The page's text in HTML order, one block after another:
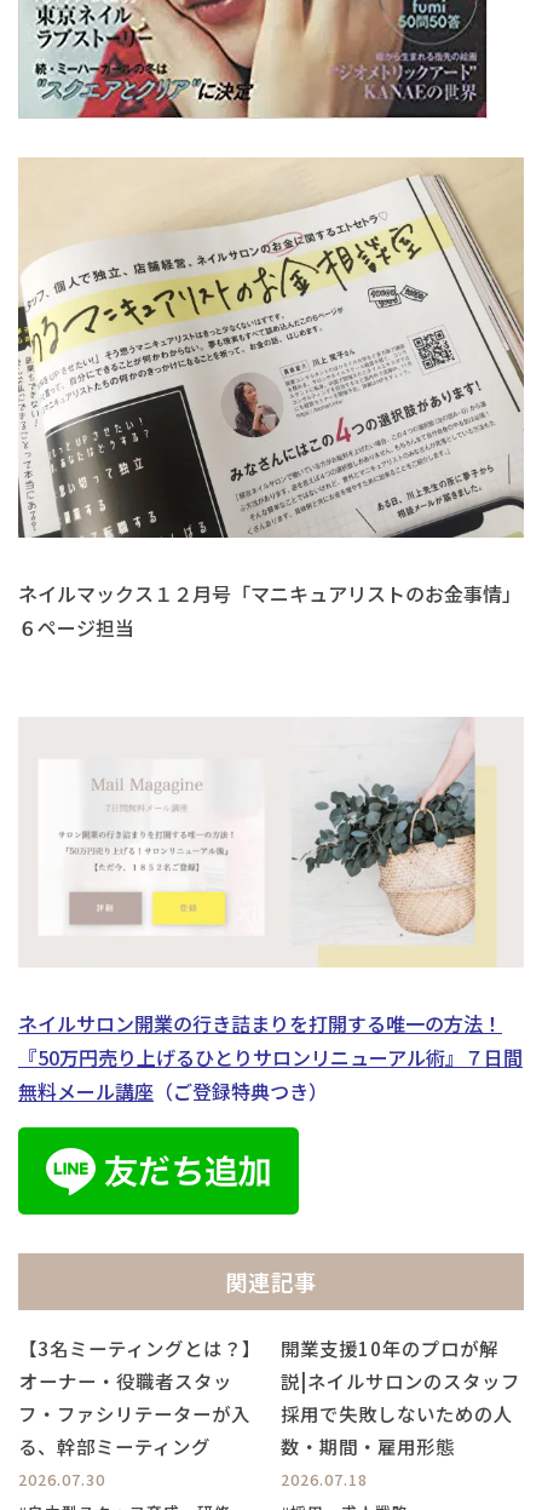
ネイルマックス１２月号「マニキュアリストのお金事情」
６ページ担当
ネイルサロン開業の行き詰まりを打開する唯一の方法！
『50万円売り上げるひとりサロンリニューアル術』 ７日間
無料メール講座 （ご登録特典つき）
関連記事
【3名ミーティングとは？】
⁡オーナー・役職者スタッ
フ・ファシリテーターが入
る、幹部ミーティング
2026.07.30
開業支援10年のプロが解
説|ネイルサロンのスタッフ
採用で失敗しないための人
数・期間・雇用形態
2026.07.18